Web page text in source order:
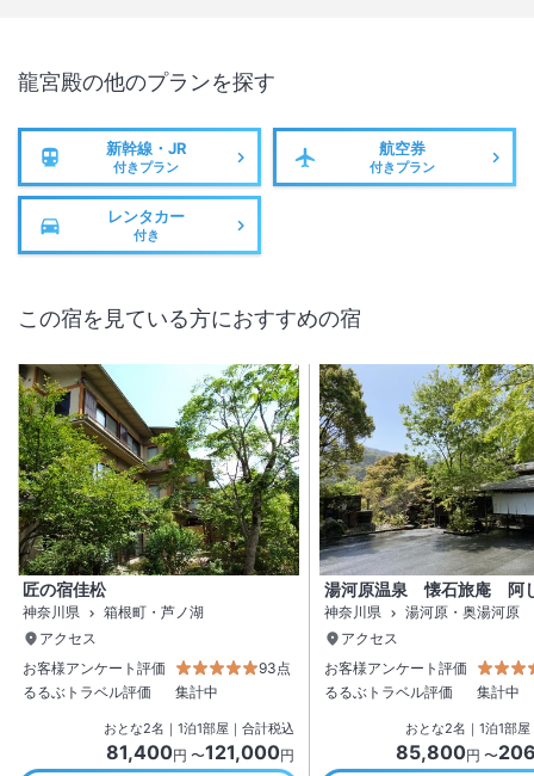
龍宮殿の他のプランを探す
新幹線・JR
付きプラン
航空券
付きプラン
レンタカー
付き
この宿を見ている方におすすめの宿
匠の宿佳松
神奈川県
箱根町・芦ノ湖
アクセス
お客様アンケート評価
93点
るるぶトラベル評価
集計中
おとな2名 ｜ 1泊1部屋｜合計税込
81,400円 〜121,000円
湯河原温泉 懐石旅庵 阿
神奈川県
湯河原・奥湯河原
アクセス
お客様アンケート評価
るるぶトラベル評価
集計中
おとな2名 ｜ 1泊1部屋
85,800円 〜